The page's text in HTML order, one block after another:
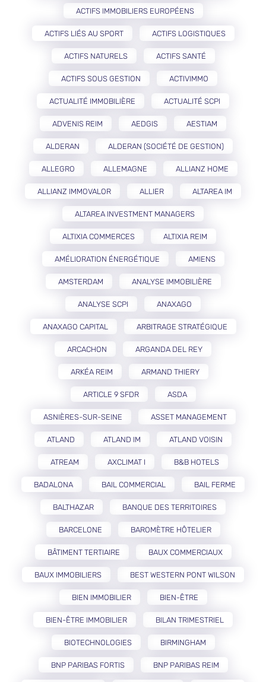
ACTIFS IMMOBILIERS EUROPÉENS
ACTIFS LIÉS AU SPORT ACTIFS LOGISTIQUES
ACTIFS NATURELS ACTIFS SANTÉ
ACTIFS SOUS GESTION ACTIVIMMO
ACTUALITÉ IMMOBILIÈRE ACTUALITÉ SCPI
ADVENIS REIM AEDGIS AESTIAM
ALDERAN ALDERAN (SOCIÉTÉ DE GESTION)
ALLEGRO ALLEMAGNE ALLIANZ HOME
ALLIANZ IMMOVALOR ALLIER ALTAREA IM
ALTAREA INVESTMENT MANAGERS
ALTIXIA COMMERCES ALTIXIA REIM
AMÉLIORATION ÉNERGÉTIQUE AMIENS
AMSTERDAM ANALYSE IMMOBILIÈRE
ANALYSE SCPI ANAXAGO
ANAXAGO CAPITAL ARBITRAGE STRATÉGIQUE
ARCACHON ARGANDA DEL REY
ARKÉA REIM ARMAND THIERY
ARTICLE 9 SFDR ASDA
ASNIÈRES-SUR-SEINE ASSET MANAGEMENT
ATLAND ATLAND IM ATLAND VOISIN
ATREAM AXCLIMAT I B&B HOTELS
BADALONA BAIL COMMERCIAL BAIL FERME
BALTHAZAR BANQUE DES TERRITOIRES
BARCELONE BAROMÈTRE HÔTELIER
BÂTIMENT TERTIAIRE BAUX COMMERCIAUX
BAUX IMMOBILIERS BEST WESTERN PONT WILSON
BIEN IMMOBILIER BIEN-ÊTRE
BIEN-ÊTRE IMMOBILIER BILAN TRIMESTRIEL
BIOTECHNOLOGIES BIRMINGHAM
BNP PARIBAS FORTIS BNP PARIBAS REIM